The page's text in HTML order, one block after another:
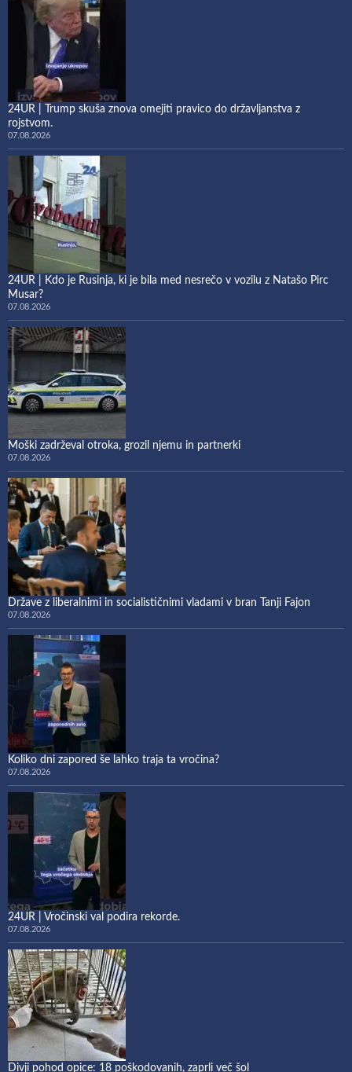
24UR | Trump skuša znova omejiti pravico do državljanstva z
rojstvom.
07.08.2026
24UR | Kdo je Rusinja, ki je bila med nesrečo v vozilu z Natašo Pirc
Musar?
07.08.2026
Moški zadrževal otroka, grozil njemu in partnerki
07.08.2026
Države z liberalnimi in socialističnimi vladami v bran Tanji Fajon
07.08.2026
Koliko dni zapored še lahko traja ta vročina?
07.08.2026
24UR | Vročinski val podira rekorde.
07.08.2026
Divji pohod opice: 18 poškodovanih, zaprli več šol